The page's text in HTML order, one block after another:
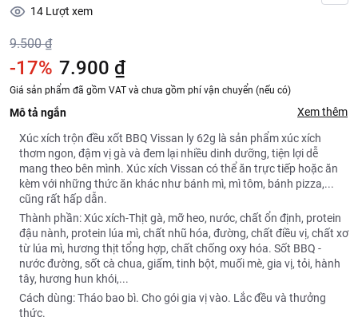
14 Lượt xem
9.500 ₫
-17% 7.900 ₫
Giá sản phẩm đã gồm VAT và chưa gồm phí vận chuyển (nếu có)
Mô tả ngắn Xem thêm
Xúc xích trộn đều xốt BBQ Vissan ly 62g là sản phẩm xúc xích
thơm ngon, đậm vị gà và đem lại nhiều dinh dưỡng, tiện lợi dễ
mang theo bên mình. Xúc xích Vissan có thể ăn trực tiếp hoặc ăn
kèm với những thức ăn khác như bánh mì, mì tôm, bánh pizza,...
cũng rất hấp dẫn.
Thành phần: Xúc xích-Thịt gà, mỡ heo, nước, chất ổn định, protein
đậu nành, protein lúa mì, chất nhũ hóa, đường, chất điều vị, chất xơ
từ lúa mì, hương thịt tổng hợp, chất chống oxy hóa. Sốt BBQ -
nước đường, sốt cà chua, giấm, tinh bột, muối mè, gia vị, tỏi, hành
tây, hương hun khói,...
Cách dùng: Tháo bao bì. Cho gói gia vị vào. Lắc đều và thưởng
thức.